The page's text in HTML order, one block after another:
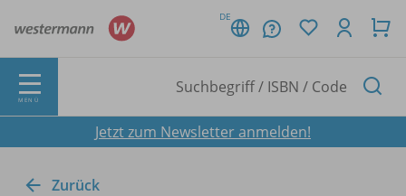
DE
MENÜ
Jetzt zum Newsletter anmelden!
Zurück